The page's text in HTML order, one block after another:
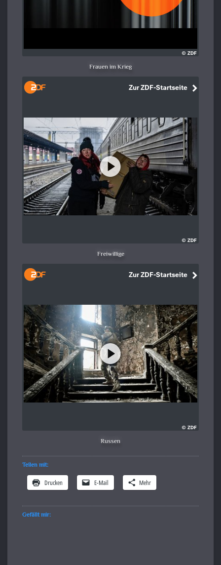
Frauen im Krieg
Freiwillige
Russen
Teilen mit:
Drucken E-Mail Mehr
Gefällt mir: